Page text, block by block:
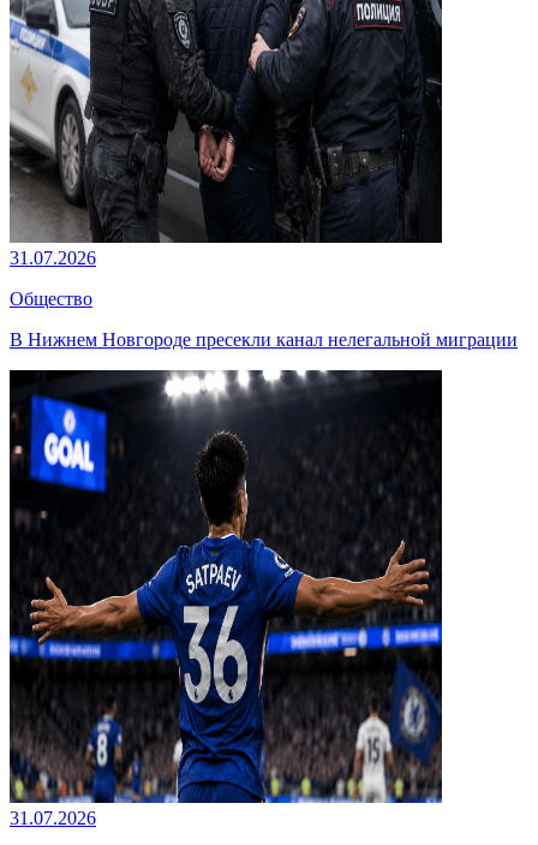
31.07.2026
Общество
В Нижнем Новгороде пресекли канал нелегальной миграции
31.07.2026